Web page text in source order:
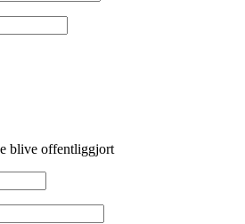
blive offentliggjort